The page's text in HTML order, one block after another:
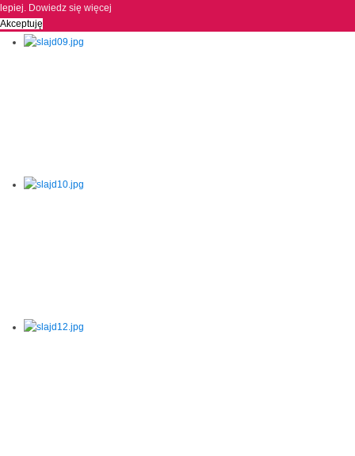
lepiej. Dowiedz się więcej
Akceptuję